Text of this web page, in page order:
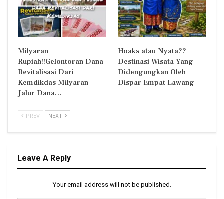
Milyaran
Rupiah!!Gelontoran Dana
Revitalisasi Dari
Kemdikdas Milyaran
Jalur Dana…
Hoaks atau Nyata??
Destinasi Wisata Yang
Didengungkan Oleh
Dispar Empat Lawang
PREV NEXT
Leave A Reply
Your email address will not be published.